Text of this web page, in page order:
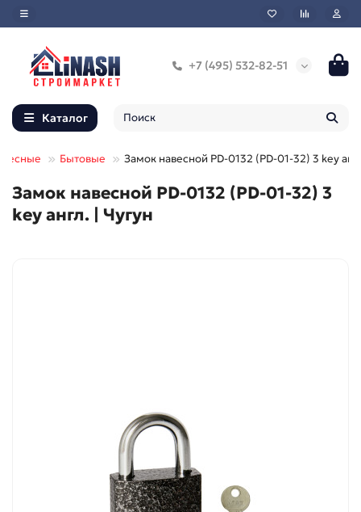
+7 (495) 532-82-51
Каталог
Бытовые Замок навесной PD-0132 (PD-01-32) 3 key
Замок навесной PD-0132 (PD-01-32) 3
key англ. | Чугун